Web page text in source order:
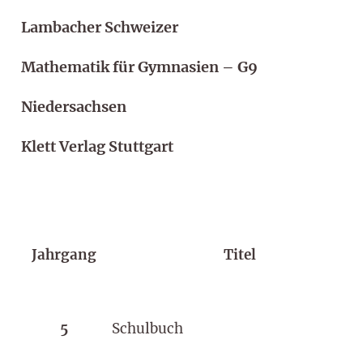
Lambacher Schweizer
Mathematik für Gymnasien – G9
Niedersachsen
Klett Verlag Stuttgart
Jahrgang Titel
5 Schulbuch